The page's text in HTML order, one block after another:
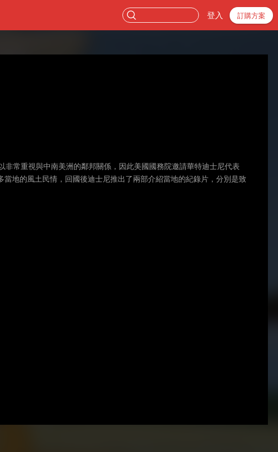
登入 訂購方案
常重視與中南美洲的鄰邦關係，因此美國國務院邀請華特迪士尼代表
地的風土民情，回國後迪士尼推出了兩部介紹當地的紀錄片，分別是致